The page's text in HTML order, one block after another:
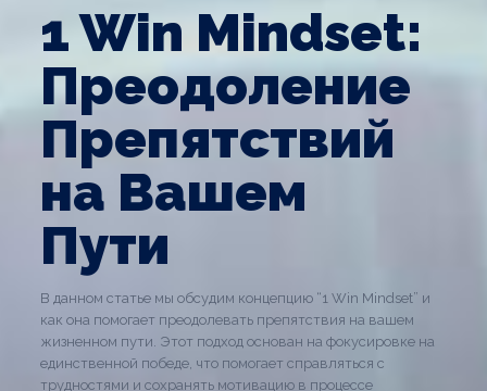
1 Win Mindset:
Преодоление
Препятствий
на Вашем
Пути
В данном статье мы обсудим концепцию “1 Win Mindset” и
как она помогает преодолевать препятствия на вашем
жизненном пути. Этот подход основан на фокусировке на
единственной победе, что помогает справляться с
трудностями и сохранять мотивацию в процессе